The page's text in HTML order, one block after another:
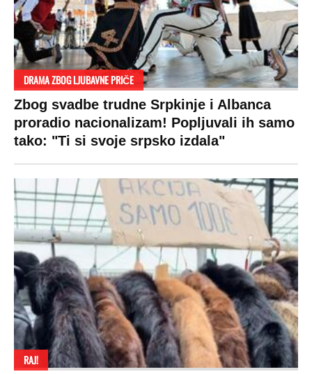
DRAMA ZBOG LJUBAVNE PRIČE
Zbog svadbe trudne Srpkinje i Albanca
proradio nacionalizam! Popljuvali ih samo
tako: "Ti si svoje srpsko izdala"
RAJ!